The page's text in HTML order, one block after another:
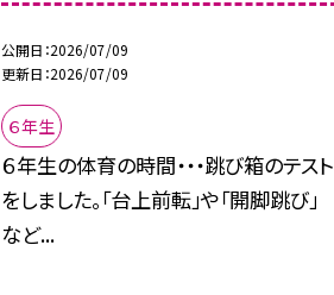
公開日 2026/07/09
更新日 2026/07/09
６年生
６年生の体育の時間・・・跳び箱のテスト
をしました。「台上前転」や「開脚跳び」
など...